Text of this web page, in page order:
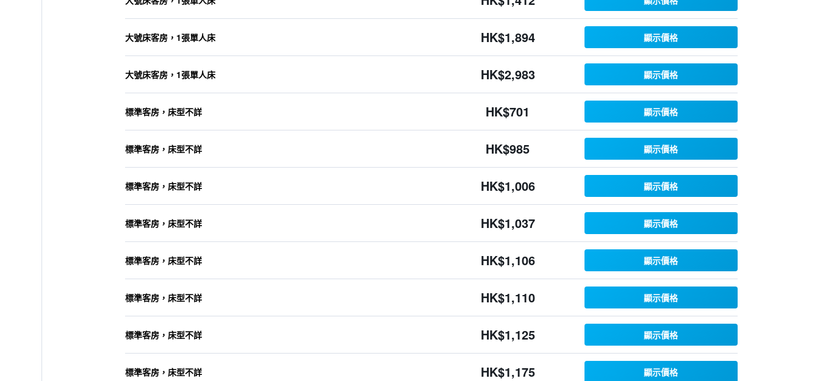
大號床客房，1張單人床 HK$1,894 顯示價格
大號床客房，1張單人床 HK$2,983 顯示價格
標準客房，床型不詳 HK$701 顯示價格
標準客房，床型不詳 HK$985 顯示價格
標準客房，床型不詳 HK$1,006 顯示價格
標準客房，床型不詳 HK$1,037 顯示價格
標準客房，床型不詳 HK$1,106 顯示價格
標準客房，床型不詳 HK$1,110 顯示價格
標準客房，床型不詳 HK$1,125 顯示價格
標準客房，床型不詳 HK$1,175 顯示價格